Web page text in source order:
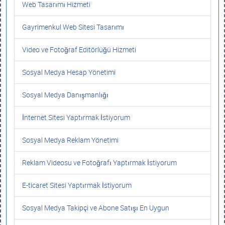
Web Tasarımı Hizmeti
Gayrimenkul Web Sitesi Tasarımı
Video ve Fotoğraf Editörlüğü Hizmeti
Sosyal Medya Hesap Yönetimi
Sosyal Medya Danışmanlığı
İnternet Sitesi Yaptırmak İstiyorum
Sosyal Medya Reklam Yönetimi
Reklam Videosu ve Fotoğrafı Yaptırmak İstiyorum
E-ticaret Sitesi Yaptırmak İstiyorum
Sosyal Medya Takipçi ve Abone Satışı En Uygun